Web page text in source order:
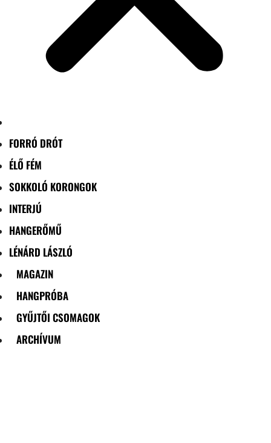
FORRÓ DRÓT
ÉLŐ FÉM
SOKKOLÓ KORONGOK
INTERJÚ
HANGERŐMŰ
LÉNÁRD LÁSZLÓ
MAGAZIN
HANGPRÓBA
GYŰJTŐI CSOMAGOK
ARCHÍVUM